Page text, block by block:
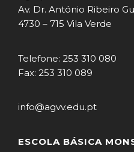
Av. Dr. António Ribeiro
4730 – 715 Vila Verde
Telefone: 253 310 080
Fax: 253 310 089
info@agvv.edu.pt
ESCOLA BÁSICA